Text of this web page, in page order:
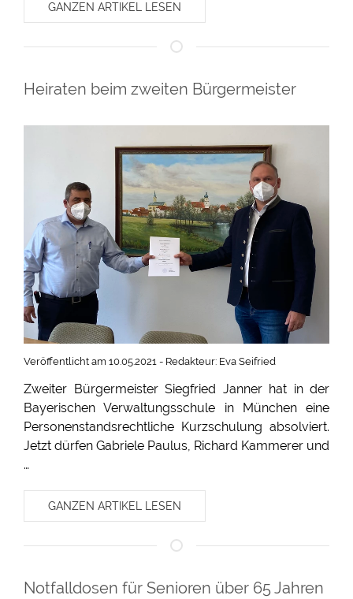
GANZEN ARTIKEL LESEN
Heiraten beim zweiten Bürgermeister
Veröffentlicht am 10.05.2021 - Redakteur: Eva Seifried
Zweiter Bürgermeister Siegfried Janner hat in der
Bayerischen Verwaltungsschule in München eine
Personenstandsrechtliche Kurzschulung absolviert.
Jetzt dürfen Gabriele Paulus, Richard Kammerer und
…
GANZEN ARTIKEL LESEN
Notfalldosen für Senioren über 65 Jahren